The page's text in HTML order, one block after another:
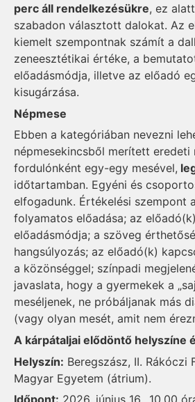
perc áll rendelkezésükre, ez
szabadon választott dalokat. Az
kiemelt szempontnak számít a
zeneesztétikai értéke, a
előadásmódja, illetve az előadó
kisugárzása.
Népmese
Ebben a kategóriában nevezni
népmesekincsből merített eredeti
fordulónként egy-egy mesével,
időtartamban. Egyéni és
elfogadunk. Értékelési szempont
folyamatos előadása; az
előadásmódja; a szöveg
hangsúlyozás; az előadó(k)
a közönséggel; színpadi
javaslata, hogy a gyermekek a
meséljenek, ne próbáljanak más
(vagy olyan mesét, amit nem
A kárpátaljai elődöntő helyszíne
Helyszín: Beregszász, II. Rákóczi
Magyar Egyetem (átrium).